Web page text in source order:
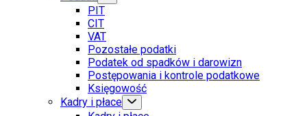
PIT
CIT
VAT
Pozostałe podatki
Podatek od spadków i darowizn
Postępowania i kontrole podatkowe
Księgowość
Kadry i płace